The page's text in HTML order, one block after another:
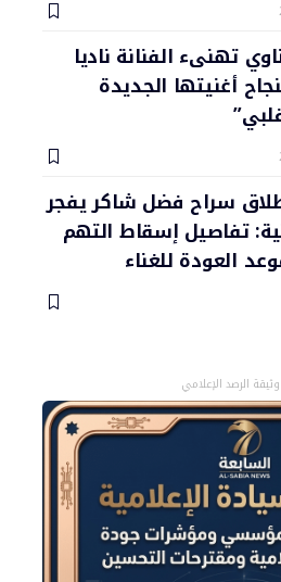
تهنىء الفنانة ناديا
أغنيتها الجديدة
سراح فضل شاكر يفجر
تفاصيل إسقاط التهم
العودة للغناء
الرصد الإعلامي